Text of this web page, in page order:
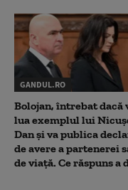
GANDUL.RO
Bolojan, întrebat dacă
lua exemplul lui
Dan și va publica
de avere a partenerei
de viață. Ce răspuns a